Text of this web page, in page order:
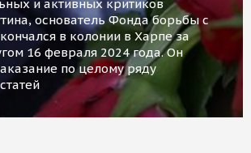
и активных критиков
основатель Фонда борьбы с
в колонии в Харпе за
16 февраля 2024 года. Он
по целому ряду